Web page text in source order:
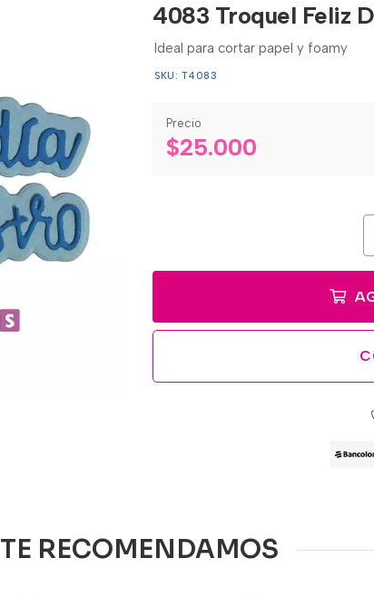
4083 Troquel Feliz
Ideal para cortar papel y foamy
SKU: T4083
Precio
$25.000
TE RECOMENDAMOS